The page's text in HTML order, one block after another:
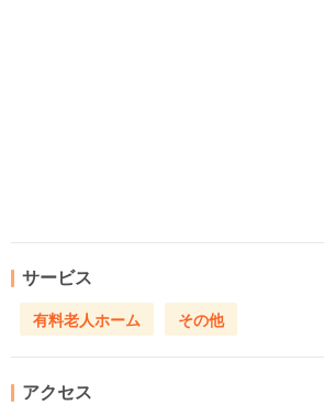
サービス
有料老人ホーム その他
アクセス